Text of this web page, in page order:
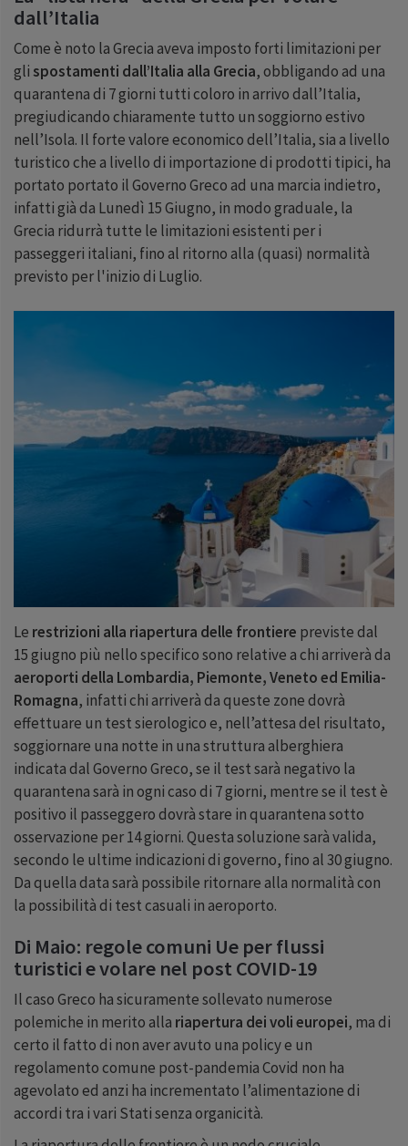
dall’Italia
Come è noto la Grecia aveva imposto forti limitazioni per
gli spostamenti dall’Italia alla Grecia, obbligando ad una
quarantena di 7giorni tutti coloro in arrivo dall’Italia,
pregiudicando chiaramente tutto un soggiorno estivo
nell’Isola. Il forte valore economico dell’Italia, sia a livello
turistico che a livello di importazione di prodotti tipici, ha
portato portato il Governo Greco ad una marcia indietro,
infatti già da Lunedì 15Giugno, in modo graduale, la
Grecia ridurrà tutte le limitazioni esistenti per i
passeggeri italiani, fino al ritorno alla (quasi) normalità
previsto per l'inizio di Luglio.
Le restrizioni alla riapertura delle frontiere previste dal
15 giugno più nello specifico sono relative a chi arriverà da
aeroporti della Lombardia, Piemonte, Veneto ed Emilia-
Romagna, infatti chi arriverà da queste zone dovrà
effettuare un test sierologico e, nell’attesa del risultato,
soggiornare una notte in una struttura alberghiera
indicata dal Governo Greco, se il test sarà negativo la
quarantena sarà in ogni caso di 7giorni, mentre se il test è
positivo il passeggero dovrà stare in quarantena sotto
osservazione per14giorni. Questa soluzione sarà valida,
secondo le ultime indicazioni di governo, fino al30giugno.
Da quella data sarà possibile ritornare alla normalità con
la possibilità di test casuali in aeroporto.
Di Maio: regole comuni Ue per flussi
turistici e volare nel post COVID-19
Il caso Greco ha sicuramente sollevato numerose
polemiche in merito alla riapertura dei voli europei, ma di
certo il fatto di non aver avuto una policy e un
regolamento comune post-pandemia Covid non ha
agevolato ed anzi ha incrementato l’alimentazione di
accordi tra i vari Stati senza organicità.